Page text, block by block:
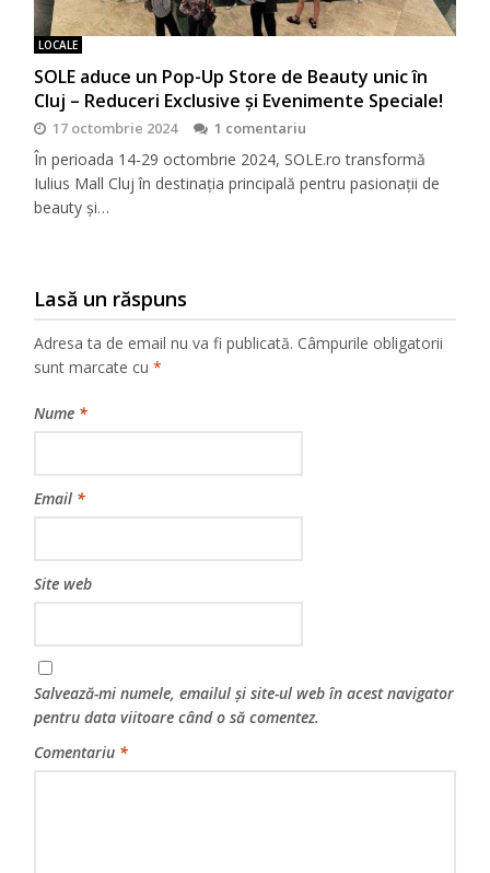
LOCALE
SOLE aduce un Pop-Up Store de Beauty unic în
Cluj – Reduceri Exclusive și Evenimente Speciale!
17 octombrie 2024 1 comentariu
În perioada 14-29 octombrie 2024, SOLE.ro transformă
Iulius Mall Cluj în destinația principală pentru pasionații de
beauty și…
Lasă un răspuns
Adresa ta de email nu va fi publicată. Câmpurile obligatorii
sunt marcate cu*
Nume *
Email *
Site web
Salvează-mi numele, emailul și site-ul web în acest navigator
pentru data viitoare când o să comentez.
Comentariu *